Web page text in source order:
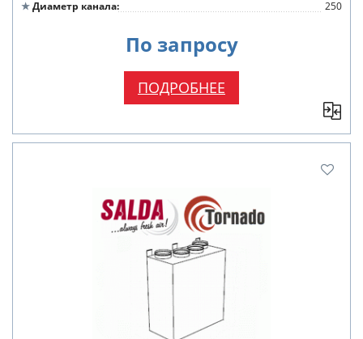
Диаметр канала 250
По запросу
ПОДРОБНЕЕ